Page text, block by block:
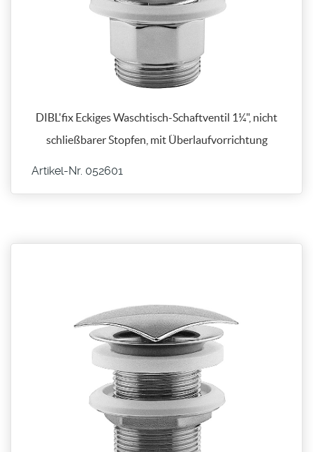
DIBL'fix Eckiges Waschtisch-Schaftventil 1¼", nicht
schließbarer Stopfen, mit Überlaufvorrichtung
Artikel-Nr. 052601